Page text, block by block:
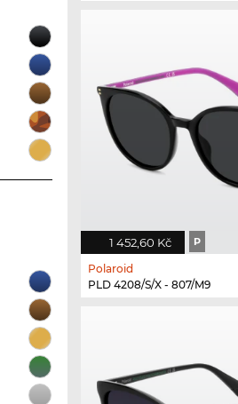
1 452,60 Kč P
Polaroid
PLD 4208/S/X - 807/M9